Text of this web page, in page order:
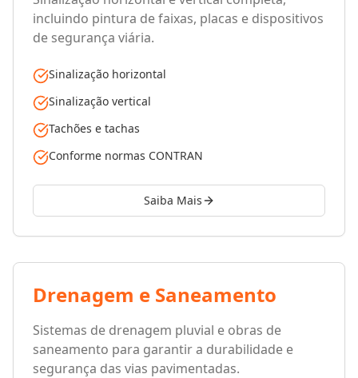
incluindo pintura de faixas, placas e dispositivos
de segurança viária.
Sinalização horizontal
Sinalização vertical
Tachões e tachas
Conforme normas CONTRAN
Saiba Mais
Drenagem e Saneamento
Sistemas de drenagem pluvial e obras de
saneamento para garantir a durabilidade e
segurança das vias pavimentadas.